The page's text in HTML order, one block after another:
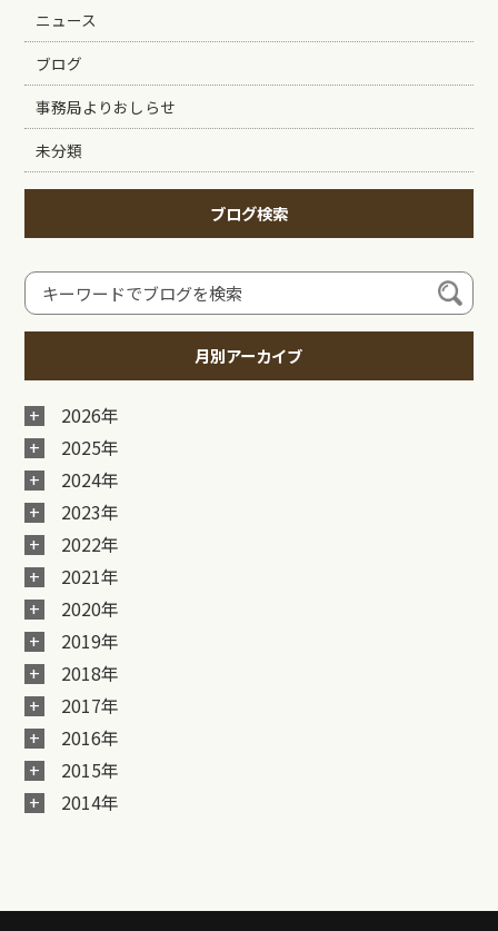
ニュース
ブログ
事務局よりおしらせ
未分類
ブログ検索
月別アーカイブ
2026年
2025年
2024年
2023年
2022年
2021年
2020年
2019年
2018年
2017年
2016年
2015年
2014年